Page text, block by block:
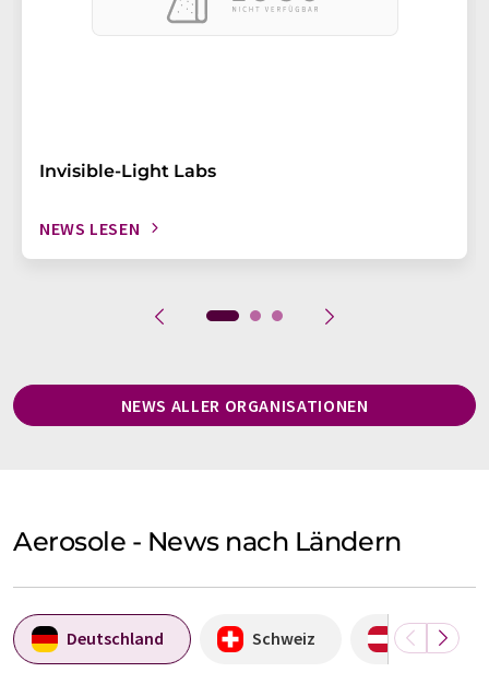
Invisible-Light Labs
NEWS LESEN
NEWS ALLER ORGANISATIONEN
Aerosole - News nach Ländern
Deutschland Schweiz Österreich